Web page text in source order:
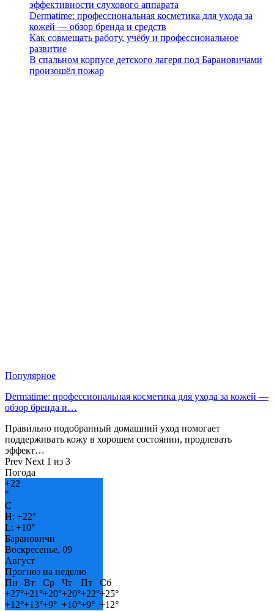
эффективности слухового аппарата
Dermatime: профессиональная косметика для ухода за
кожей — обзор бренда и средств
Как совмещать работу, учёбу и профессиональное
развитие
В спальном корпусе детского лагеря под Барановичами
произошёл пожар
Популярное
Dermatime: профессиональная косметика для ухода за кожей —
обзор бренда и…
Правильно подобранный домашний уход помогает
поддерживать кожу в хорошем состоянии, продлевать
эффект…
Prev Next 1 из 3
Погода
+22
°
C
H: +22°
L: +10°
Барановичи
Воскресенье, 09
Август
Прогноз на неделю
Пн
Вт Ср Чт Пт
Сб
+27°+21°+20°+20°+22°+25°
+12°+13°+9° +10°+9° +12°